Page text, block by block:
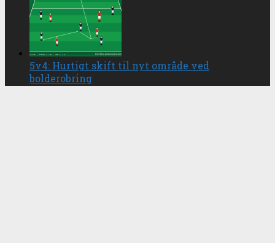
5v4: Hurtigt skift til nyt område ved
bolderobring